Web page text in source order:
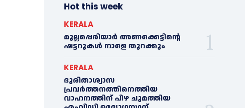
Hot this week
KERALA
മുല്ലപ്പെരിയാര്‍ അണക്കെട്ടിന്റെ
ഷട്ടറുകള്‍ നാളെ തുറക്കും
KERALA
ദുരിതാശ്വാസ
പ്രവര്‍ത്തനത്തിനെത്തിയ
വാഹനത്തിന് പിഴ ചുമത്തിയ